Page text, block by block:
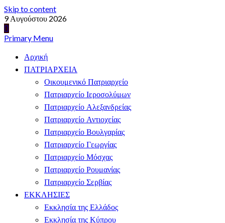
Skip to content
9 Αυγούστου 2026
Primary Menu
Αρχική
ΠΑΤΡΙΑΡΧΕΙΑ
Οικουμενικό Πατριαρχείο
Πατριαρχείο Ιεροσολύμων
Πατριαρχείο Αλεξανδρείας
Πατριαρχείο Αντιοχείας
Πατριαρχείο Βουλγαρίας
Πατριαρχείο Γεωργίας
Πατριαρχείο Μόσχας
Πατριαρχείο Ρουμανίας
Πατριαρχείο Σερβίας
ΕΚΚΛΗΣΙΕΣ
Εκκλησία της Ελλάδος
Εκκλησία της Κύπρου